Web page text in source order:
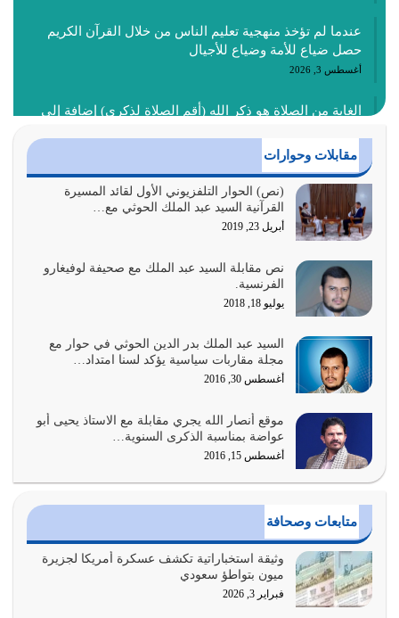
عندما لم تؤخذ منهجية تعليم الناس من خلال القرآن الكريم
حصل ضياع للأمة وضياع للأجيال
أغسطس 3, 2026
الغاية من الصلاة هو ذكر الله (أقم الصلاة لذكري) إضافة إلى
أغسطس 2, 2026
السبب الرئيسي لشقاء الأمة الابتعاد عن كتاب الله والتعدي
لحدود الله بالإضافات للدين
أغسطس 1, 2026
أبرز أسباب الشقاء هو الإعراض عن ذكر الله وعن هدى الله
المتمثل في القرآن الكريم
يوليو 31, 2026
أولياء الشيطان كلما كانوا أكثر ولاءً وطاعة للشيطان كلما كانوا
أكثر ضعفاً
يوليو 30, 2026
وعد الله تعالى من يُقتل في سبيله بالحياة الأبدية والرزق
والاستبشار والنجاة والخلود في…
يوليو 29, 2026
القرآن الكريم هو أهم مصدر لمعرفة رسول الله معرفة سيرته
معرفة شخصيته معرفة عظمته
يوليو 28, 2026
هل نحن من الصالحين؟ قيِّم نفسك هنا اترك القرآن على أصله
وأعرض نفسك، وأعرض ما لديك على…
مقابلات وحوارات
(نص) الحوار التلفزيوني الأول لقائد المسيرة
القرآنية السيد عبد الملك الحوثي مع…
أبريل 23, 2019
نص مقابلة السيد عبد الملك مع صحيفة لوفيغارو
الفرنسية.
يوليو 18, 2018
السيد عبد الملك بدر الدين الحوثي في حوار مع
مجلة مقاربات سياسية يؤكد لسنا امتداد…
أغسطس 30, 2016
موقع أنصار الله يجري مقابلة مع الاستاذ يحيى أبو
عواضة بمناسبة الذكرى السنوية…
أغسطس 15, 2016
متابعات وصحافة
وثيقة استخباراتية تكشف عسكرة أمريكا لجزيرة
ميون بتواطؤ سعودي
فبراير 3, 2026